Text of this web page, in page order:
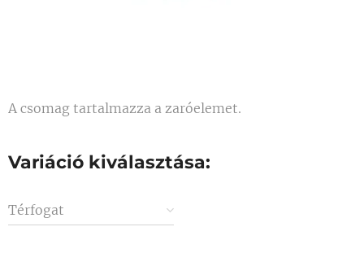
A csomag tartalmazza a zaróelemet.
Variáció kiválasztása:
Térfogat